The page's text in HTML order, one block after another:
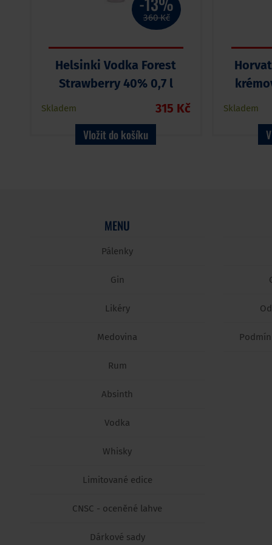
360 Kč
Helsinki Vodka Forest
Strawberry 40% 0,7 l
Skladem 315 Kč
Vložit do košíku
Skladem
MENU
Pálenky
Gin
Likéry
Medovina
Rum
Absinth
Vodka
Whisky
Limitované edice
CNSC - oceněné lahve
Dárkové sady